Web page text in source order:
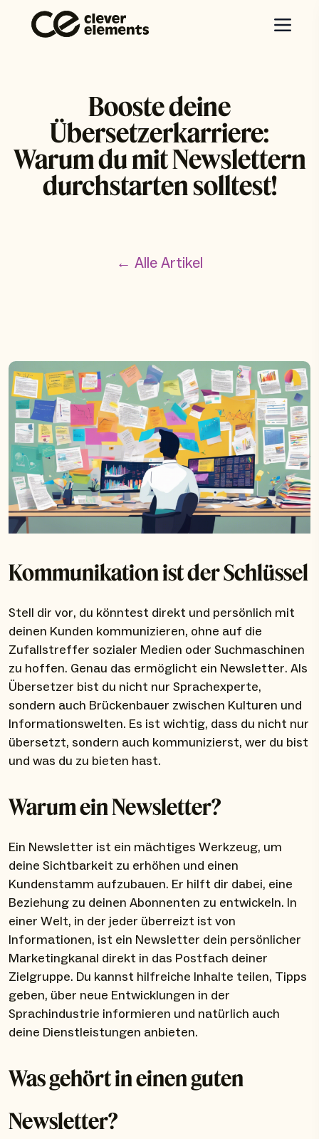
Booste deine
Übersetzerkarriere:
Warum du mit Newslettern
durchstarten solltest!
← Alle Artikel
Kommunikation ist der Schlüssel
Stell dir vor, du könntest direkt und persönlich mit
deinen Kunden kommunizieren, ohne auf die
Zufallstreffer sozialer Medien oder Suchmaschinen
zu hoffen. Genau das ermöglicht ein Newsletter. Als
Übersetzer bist du nicht nur Sprachexperte,
sondern auch Brückenbauer zwischen Kulturen und
Informationswelten. Es ist wichtig, dass du nicht nur
übersetzt, sondern auch kommunizierst, wer du bist
und was du zu bieten hast.
Warum ein Newsletter?
Ein Newsletter ist ein mächtiges Werkzeug, um
deine Sichtbarkeit zu erhöhen und einen
Kundenstamm aufzubauen. Er hilft dir dabei, eine
Beziehung zu deinen Abonnenten zu entwickeln. In
einer Welt, in der jeder überreizt ist von
Informationen, ist ein Newsletter dein persönlicher
Marketingkanal direkt in das Postfach deiner
Zielgruppe. Du kannst hilfreiche Inhalte teilen, Tipps
geben, über neue Entwicklungen in der
Sprachindustrie informieren und natürlich auch
deine Dienstleistungen anbieten.
Was gehört in einen guten
Newsletter?